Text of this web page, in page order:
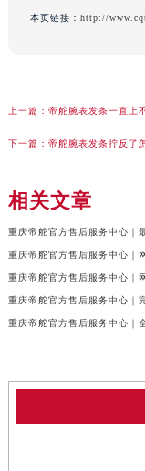
本页链接： http://
上一篇： 帝舵腕表发条一直上
下一篇： 帝舵腕表发条拧反了
相关文章